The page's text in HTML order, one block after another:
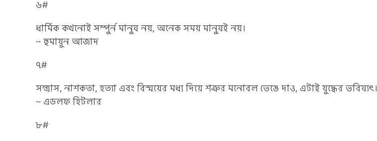
৬#
ধার্মিক কখনোই সম্পুর্ন মানুষ নয়, অনেক সময় মানুষই নয়।
~ হুমায়ুন আজাদ
৭#
সন্ত্রাস, নাশকতা, হত্যা এবং বিস্ময়ের মধ্য দিয়ে শত্রুর মনোবল ভেঙে দাও, এটাই যুদ্ধের ভবিষ্যৎ।
~ এডলফ হিটলার
৮#